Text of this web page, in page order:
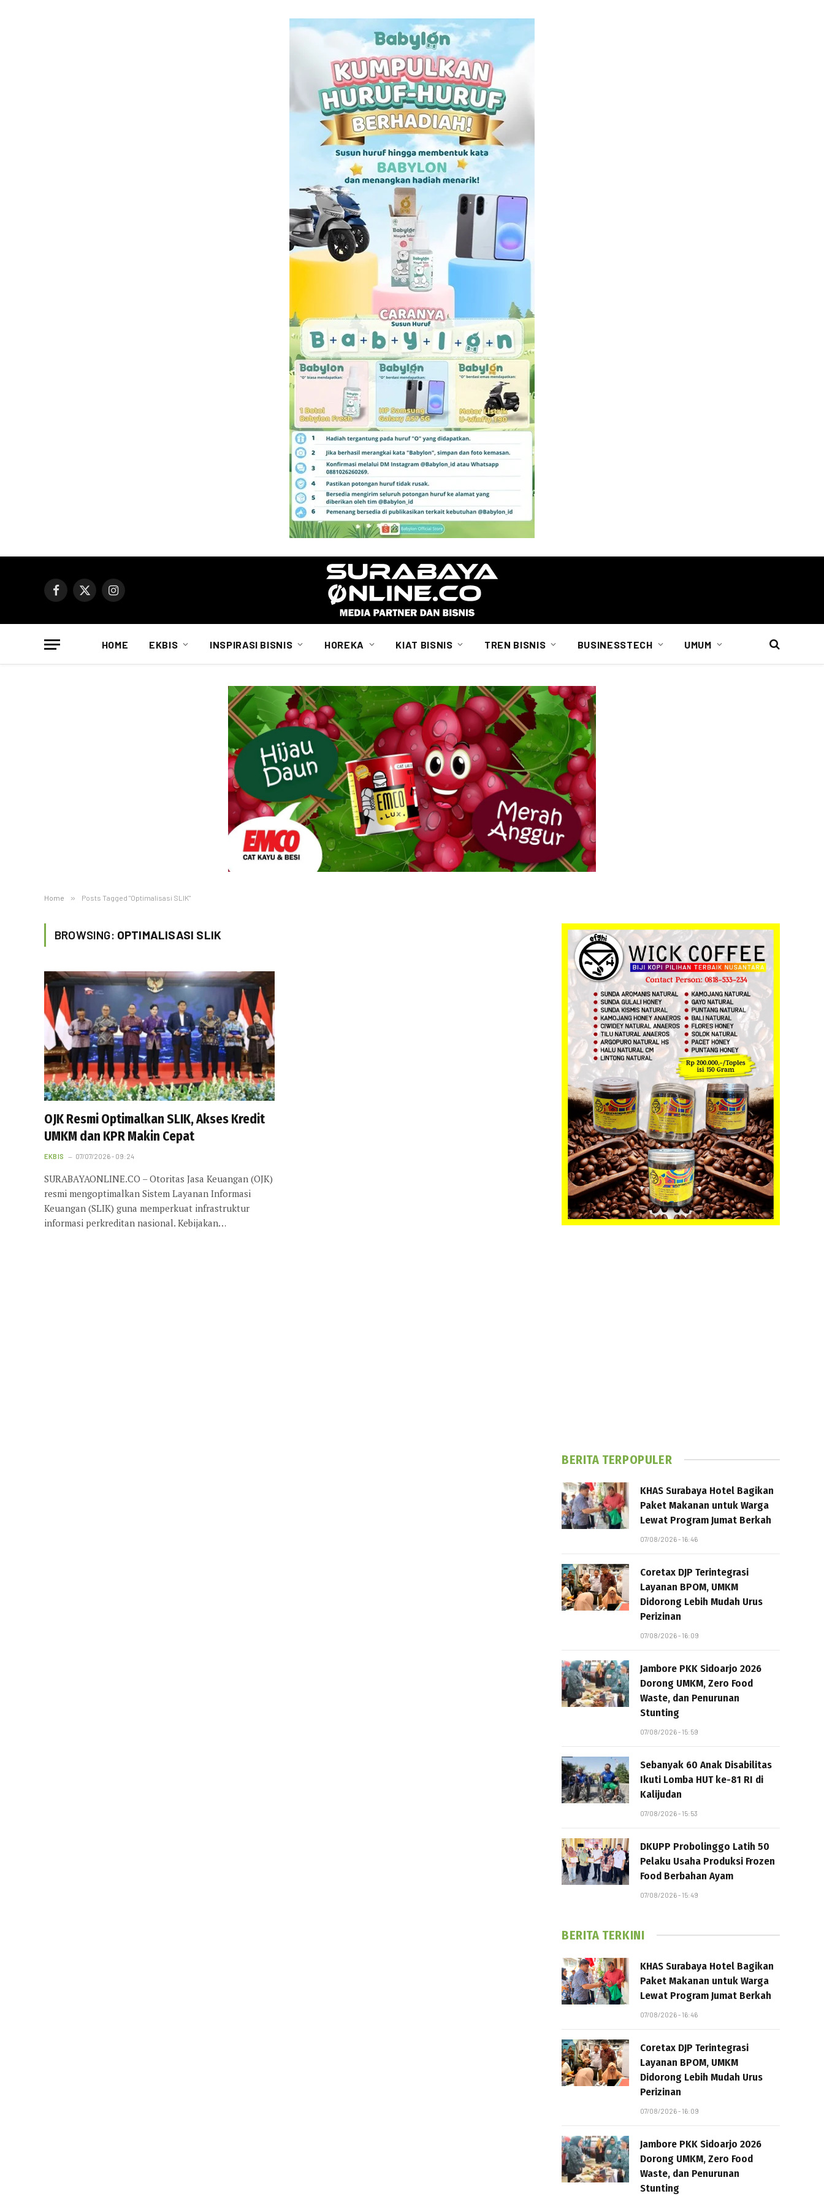
Facebook
X
Instagram
HOME EKBIS INSPIRASI BISNIS HOREKA KIAT BISNIS TREN BISNIS BUSINESSTECH UMUM
Home » Posts Tagged "Optimalisasi SLIK"
BROWSING: OPTIMALISASI SLIK
OJK Resmi Optimalkan SLIK, Akses Kredit
UMKM dan KPR Makin Cepat
EKBIS 07/07/2026 - 09:24
SURABAYAONLINE.CO – Otoritas Jasa Keuangan (OJK)
resmi mengoptimalkan Sistem Layanan Informasi
Keuangan (SLIK) guna memperkuat infrastruktur
informasi perkreditan nasional. Kebijakan…
BERITA TERPOPULER
KHAS Surabaya Hotel Bagikan
Paket Makanan untuk Warga
Lewat Program Jumat Berkah
07/08/2026 - 16:46
Coretax DJP Terintegrasi
Layanan BPOM, UMKM
Didorong Lebih Mudah Urus
Perizinan
07/08/2026 - 16:09
Jambore PKK Sidoarjo 2026
Dorong UMKM, Zero Food
Waste, dan Penurunan
Stunting
07/08/2026 - 15:59
Sebanyak 60 Anak Disabilitas
Ikuti Lomba HUT ke-81 RI di
Kalijudan
07/08/2026 - 15:53
DKUPP Probolinggo Latih 50
Pelaku Usaha Produksi Frozen
Food Berbahan Ayam
07/08/2026 - 15:49
BERITA TERKINI
KHAS Surabaya Hotel Bagikan
Paket Makanan untuk Warga
Lewat Program Jumat Berkah
07/08/2026 - 16:46
Coretax DJP Terintegrasi
Layanan BPOM, UMKM
Didorong Lebih Mudah Urus
Perizinan
07/08/2026 - 16:09
Jambore PKK Sidoarjo 2026
Dorong UMKM, Zero Food
Waste, dan Penurunan
Stunting